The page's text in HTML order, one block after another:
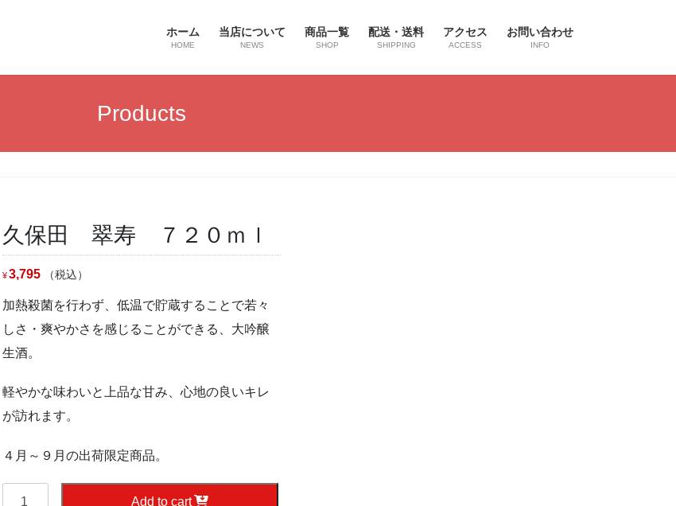
ホーム
HOME
当店について
NEWS
商品一覧
SHOP
配送・送料
SHIPPING
アクセス
ACCESS
お問い合わせ
INFO
Products
久保田 翠寿 ７２０ｍｌ
¥3,795 （税込）
加熱殺菌を行わず、低温で貯蔵することで若々
しさ・爽やかさを感じることができる、大吟醸
生酒。
軽やかな味わいと上品な甘み、心地の良いキレ
が訪れます。
４月～９月の出荷限定商品。
Add to cart